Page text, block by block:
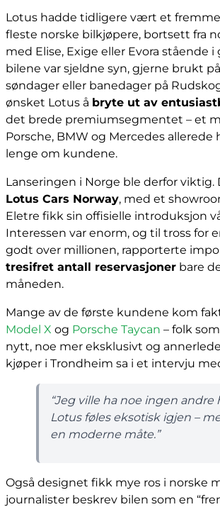
Lotus hadde tidligere vært et
fleste norske bilkjøpere, bortsett fra
med Elise, Exige eller Evora stående i
bilene var sjeldne syn, gjerne brukt
søndager eller banedager på
ønsket Lotus å bryte ut av
det brede premiumsegmentet – et
Porsche, BMW og Mercedes allerede
lenge om kundene.
Lanseringen i Norge ble derfor viktig.
Lotus Cars Norway, med et
Eletre fikk sin offisielle introduksjon
Interessen var enorm, og til tross for
godt over millionen, rapporterte
tresifret antall reservasjoner bare
måneden.
Mange av de første kundene kom
Model X og Porsche Taycan – folk
nytt, noe mer eksklusivt og
kjøper i Trondheim sa i et intervju
“Jeg ville ha noe ingen andre
Lotus føles eksotisk igjen –
en moderne måte.”
Også designet fikk mye ros i norske
journalister beskrev bilen som en